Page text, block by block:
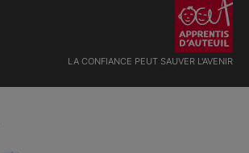
LA CONFIANCE PEUT SAUVER L'AVENIR